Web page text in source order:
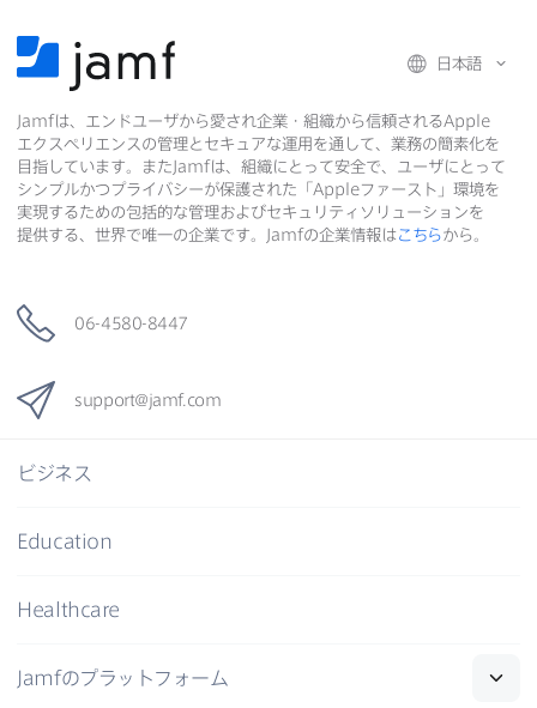
共
有
有
共
有
日本語
Jamfは、​エンドユーザから​愛され企業・組織から​信頼されるApple
エクスペリエンスの​管理と​セキュアな​運用を​通して、​業務の​簡素化を​
目指しています。​また Jamfは、​組織に​とって​安全で、​ユーザに​とって​
シンプルかつプライバシーが​保護された​「 Appleファースト」環境を​
実現する​ための​包括的な​管理および​セキュリティソリューションを​
提供する、​世界で​唯一の​企業です。
Jamfの​企業情報はこちらから。
06-4580-8447
support@jamf. com
ビジネス
Education
Healthcare
Jamfの​プラットフォーム